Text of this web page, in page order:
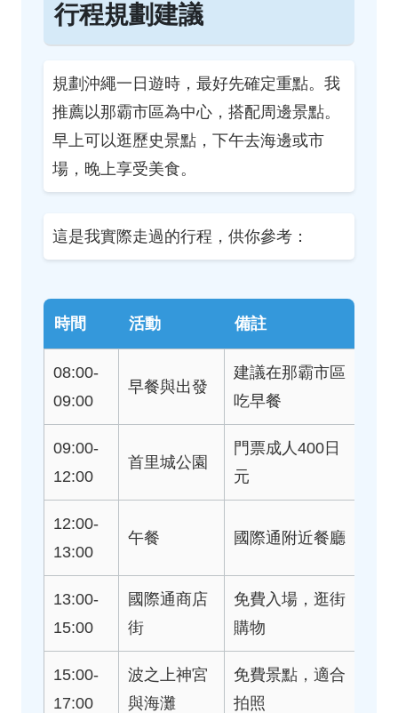
行程規劃建議
規劃沖繩一日遊時，最好先確定重點。我
推薦以那霸市區為中心，搭配周邊景點。
早上可以逛歷史景點，下午去海邊或市
場，晚上享受美食。
這是我實際走過的行程，供你參考：
時間 活動 備註
08:00-
09:00
早餐與出發
建議在那霸市區
吃早餐
09:00-
12:00
首里城公園
門票成人400日
元
12:00-
13:00
午餐 國際通附近餐廳
13:00-
15:00
國際通商店
街
免費入場，逛街
購物
15:00-
17:00
波之上神宮
與海灘
免費景點，適合
拍照